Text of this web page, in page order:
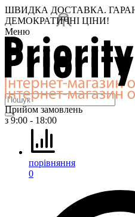
ШВИДКА ДОСТАВКА.
ДЕМОКРАТИЧНІ ЦІНИ!
Меню
Прийом замовлень
з 9:00 - 18:00
порівняння
0